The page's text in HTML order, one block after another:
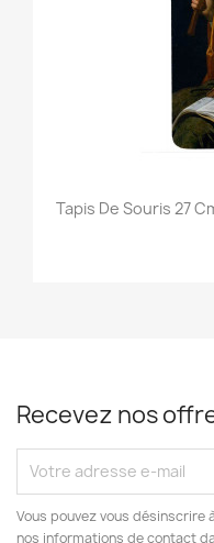
Tapis De Souris 27
Recevez nos
Vous pouvez vous désinscrire
nos informations de contact